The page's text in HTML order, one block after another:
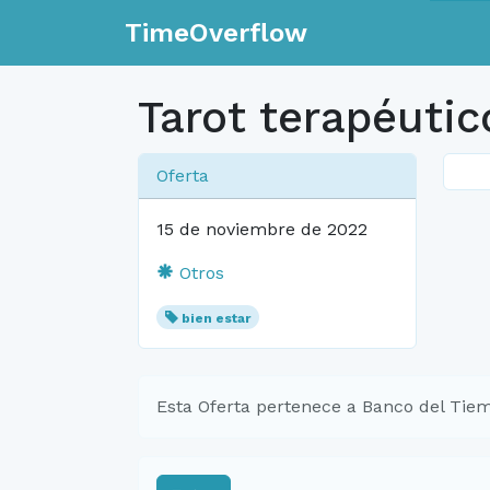
TimeOverflow
Tarot
Oferta
15 de noviembre de 2022
Otros
bien estar
Esta Oferta pertenece a Banco del